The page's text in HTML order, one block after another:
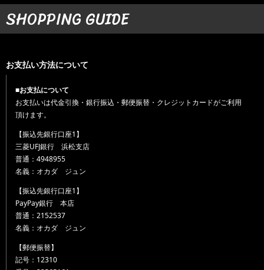
SHOPPING GUIDE
お支払い方法について
■お支払について
お支払いは代金引換・銀行振込・郵便振替・クレジットカードがご利用
頂けます。
【振込先銀行口座1】
三菱UFJ銀行 浜松支店
普通：4948955
名義：オカダ ジュン
【振込先銀行口座1】
PayPay銀行 本店
普通：2152537
名義：オカダ ジュン
【郵便振替】
記号：12310